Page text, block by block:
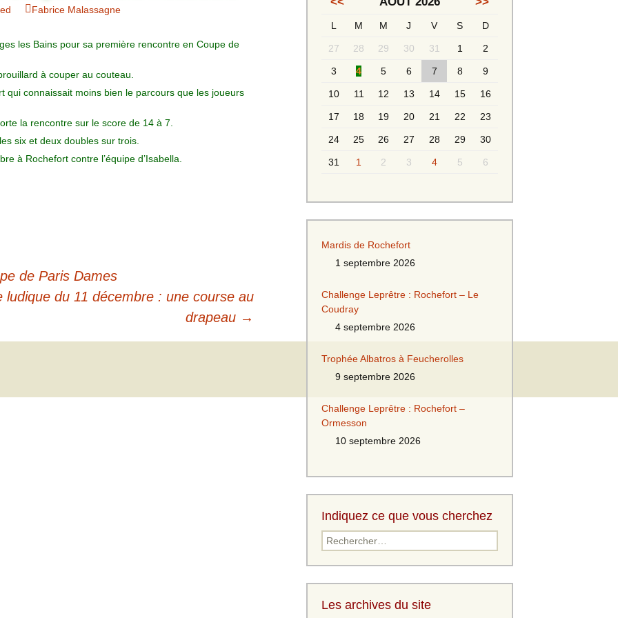
Charte pour les joueurs
des équipes
Coupe de Paris Dames
Championnat interclubs
Coupe de Paris Senior
Dames
Equipe Mid-Amateurs 2
Messieurs
Messieurs
Messieurs 2ème série
Messieurs Golden
Fabrice Malassagne
les Bains pour sa première rencontre en Coupe de
à couper au couteau.
qui connaissait moins bien le parcours que les joueurs
la rencontre sur le score de 14 à 7.
six et deux doubles sur trois.
à Rochefort contre l’équipe d’Isabella.
de Paris Dames
du 11 décembre : une course au
drapeau →
L M M J V S D
27 28 29 30 31 1 2
3 4 5 6 7 8 9
10 11 12 13 14 15 16
17 18 19 20 21 22 23
24 25 26 27 28 29 30
31 1 2 3 4 5 6
Mardis de Rochefort
1 septembre 2026
Challenge Leprêtre : Rochefort – Le
Coudray
4 septembre 2026
Trophée Albatros à Feucherolles
9 septembre 2026
Challenge Leprêtre : Rochefort –
Ormesson
10 septembre 2026
Indiquez ce que vous cherchez
Rechercher :
Les archives du site